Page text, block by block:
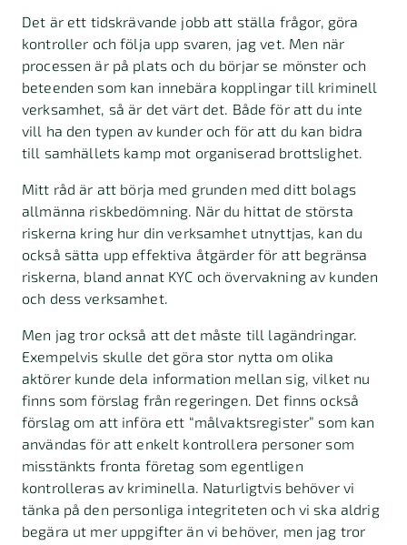
Det är ett tidskrävande jobb att ställa frågor, göra
kontroller och följa upp svaren, jag vet. Men när
processen är på plats och du börjar se mönster och
beteenden som kan innebära kopplingar till kriminell
verksamhet, så är det värt det. Både för att du inte
vill ha den typen av kunder och för att du kan bidra
till samhällets kamp mot organiserad brottslighet.
Mitt råd är att börja med grunden med ditt bolags
allmänna riskbedömning. När du hittat de största
riskerna kring hur din verksamhet utnyttjas, kan du
också sätta upp effektiva åtgärder för att begränsa
riskerna, bland annat KYC och övervakning av kunden
och dess verksamhet.
Men jag tror också att det måste till lagändringar.
Exempelvis skulle det göra stor nytta om olika
aktörer kunde dela information mellan sig, vilket nu
finns som förslag från regeringen. Det finns också
förslag om att införa ett “målvaktsregister” som kan
användas för att enkelt kontrollera personer som
misstänkts fronta företag som egentligen
kontrolleras av kriminella. Naturligtvis behöver vi
tänka på den personliga integriteten och vi ska aldrig
begära ut mer uppgifter än vi behöver, men jag tror